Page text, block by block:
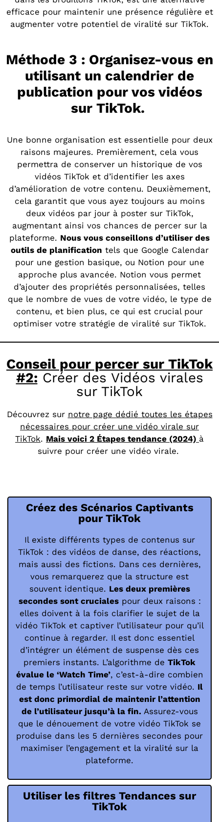
efficace pour maintenir une présence régulière et
augmenter votre potentiel de viralité sur TikTok.
Méthode 3 : Organisez-vous en
utilisant un calendrier de
publication pour vos vidéos
sur TikTok.
Une bonne organisation est essentielle pour deux
raisons majeures. Premièrement, cela vous
permettra de conserver un historique de vos
vidéos TikTok et d’identifier les axes
d’amélioration de votre contenu. Deuxièmement,
cela garantit que vous ayez toujours au moins
deux vidéos par jour à poster sur TikTok,
augmentant ainsi vos chances de percer sur la
plateforme. Nous vous conseillons d’utiliser des
outils de planification tels que Google Calendar
pour une gestion basique, ou Notion pour une
approche plus avancée. Notion vous permet
d’ajouter des propriétés personnalisées, telles
que le nombre de vues de votre vidéo, le type de
contenu, et bien plus, ce qui est crucial pour
optimiser votre stratégie de viralité sur TikTok.
Conseil pour percer sur TikTok
#2: Créer des Vidéos virales
sur TikTok
Découvrez sur notre page dédié toutes les étapes
nécessaires pour créer une vidéo virale sur
TikTok. Mais voici 2 Étapes tendance (2024) à
suivre pour créer une vidéo virale.
Créez des Scénarios Captivants
pour TikTok
Il existe différents types de contenus sur
TikTok : des vidéos de danse, des réactions,
mais aussi des fictions. Dans ces dernières,
vous remarquerez que la structure est
souvent identique. Les deux premières
secondes sont crucialespour deux raisons :
elles doivent à la fois clarifier le sujet de la
vidéo TikTok et captiver l’utilisateur pour qu’il
continue à regarder. Il est donc essentiel
d’intégrer un élément de suspense dès ces
premiers instants. L’algorithme de TikTok
évalue le ‘Watch Time’, c’est-à-dire combien
de temps l’utilisateur reste sur votre vidéo. Il
est donc primordial de maintenir l’attention
de l’utilisateur jusqu’à la fin.Assurez-vous
que le dénouement de votre vidéo TikTok se
produise dans les 5 dernières secondes pour
maximiser l’engagement et la viralité sur la
plateforme.
Utiliser les filtres Tendances sur
TikTok